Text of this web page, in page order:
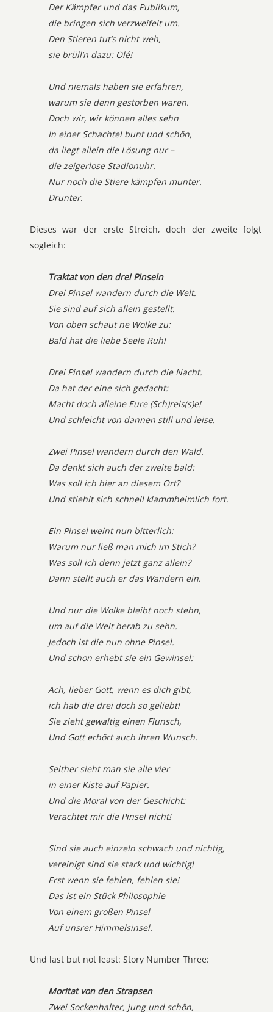
Der Kämpfer und das Publikum,
die bringen sich verzweifelt um.
Den Stieren tut’s nicht weh,
sie brüll’n dazu: Olé!
Und niemals haben sie erfahren,
warum sie denn gestorben waren.
Doch wir, wir können alles sehn
In einer Schachtel bunt und schön,
da liegt allein die Lösung nur –
die zeigerlose Stadionuhr.
Nur noch die Stiere kämpfen munter.
Drunter.
Dieses war der erste Streich, doch der zweite folgt
sogleich:
Traktat von den drei Pinseln
Drei Pinsel wandern durch die Welt.
Sie sind auf sich allein gestellt.
Von oben schaut ne Wolke zu:
Bald hat die liebe Seele Ruh!
Drei Pinsel wandern durch die Nacht.
Da hat der eine sich gedacht:
Macht doch alleine Eure (Sch)reis(s)e!
Und schleicht von dannen still und leise.
Zwei Pinsel wandern durch den Wald.
Da denkt sich auch der zweite bald:
Was soll ich hier an diesem Ort?
Und stiehlt sich schnell klammheimlich fort.
Ein Pinsel weint nun bitterlich:
Warum nur ließ man mich im Stich?
Was soll ich denn jetzt ganz allein?
Dann stellt auch er das Wandern ein.
Und nur die Wolke bleibt noch stehn,
um auf die Welt herab zu sehn.
Jedoch ist die nun ohne Pinsel.
Und schon erhebt sie ein Gewinsel:
Ach, lieber Gott, wenn es dich gibt,
ich hab die drei doch so geliebt!
Sie zieht gewaltig einen Flunsch,
Und Gott erhört auch ihren Wunsch.
Seither sieht man sie alle vier
in einer Kiste auf Papier.
Und die Moral von der Geschicht:
Verachtet mir die Pinsel nicht!
Sind sie auch einzeln schwach und nichtig,
vereinigt sind sie stark und wichtig!
Erst wenn sie fehlen, fehlen sie!
Das ist ein Stück Philosophie
Von einem großen Pinsel
Auf unsrer Himmelsinsel.
Und last but not least: Story Number Three:
Moritat von den Strapsen
Zwei Sockenhalter, jung und schön,